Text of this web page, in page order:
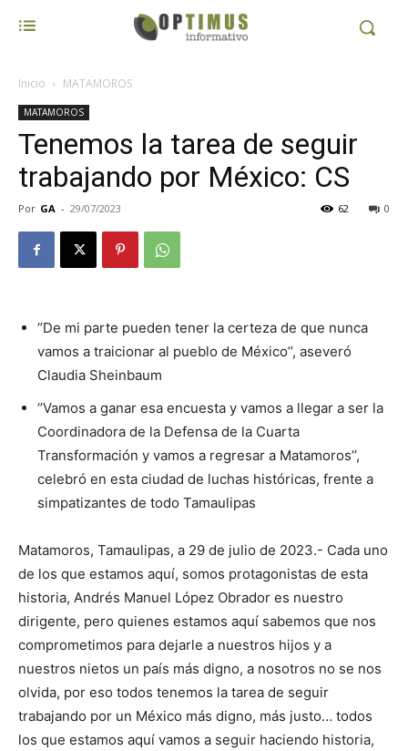
Inicio MATAMOROS
MATAMOROS
Tenemos la tarea de seguir
trabajando por México: CS
Por GA - 29/07/2023 0
62
‘’De mi parte pueden tener la certeza de que nunca
vamos a traicionar al pueblo de México’’, aseveró
Claudia Sheinbaum
‘’Vamos a ganar esa encuesta y vamos a llegar a ser la
Coordinadora de la Defensa de la Cuarta
Transformación y vamos a regresar a Matamoros’’,
celebró en esta ciudad de luchas históricas, frente a
simpatizantes de todo Tamaulipas
Matamoros, Tamaulipas, a 29 de julio de 2023.- Cada uno
de los que estamos aquí, somos protagonistas de esta
historia, Andrés Manuel López Obrador es nuestro
dirigente, pero quienes estamos aquí sabemos que nos
comprometimos para dejarle a nuestros hijos y a
nuestros nietos un país más digno, a nosotros no se nos
olvida, por eso todos tenemos la tarea de seguir
trabajando por un México más digno, más justo… todos
los que estamos aquí vamos a seguir haciendo historia,